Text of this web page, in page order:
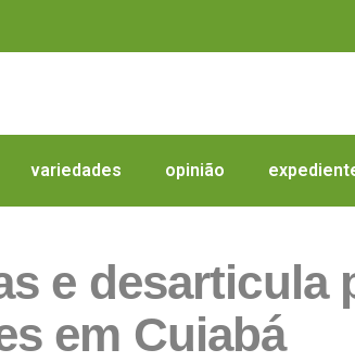
variedades opinião
e desarticula
em Cuiabá